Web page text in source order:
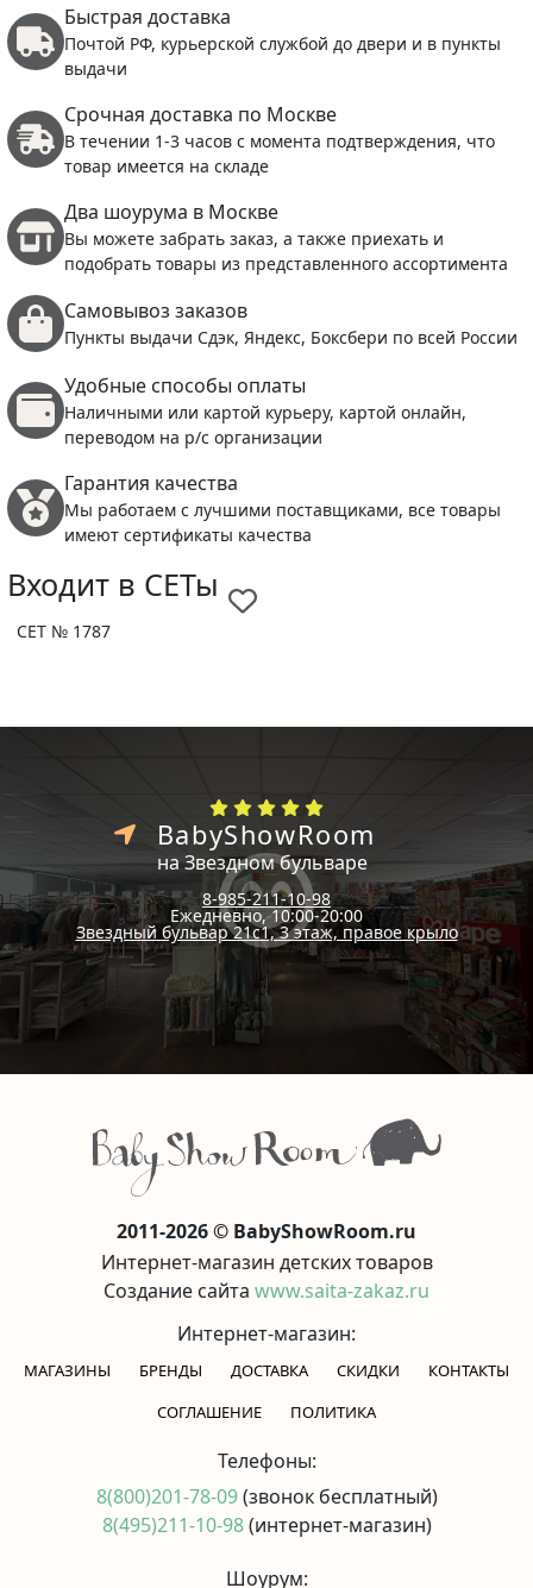
Быстрая доставка
Почтой РФ, курьерской службой до двери и в пункты
выдачи
Срочная доставка по Москве
В течении 1-3 часов с момента подтверждения, что
товар имеется на складе
Два шоурума в Москве
Вы можете забрать заказ, а также приехать и
подобрать товары из представленного ассортимента
Самовывоз заказов
Пункты выдачи Сдэк, Яндекс, Боксбери по всей России
Удобные способы оплаты
Наличными или картой курьеру, картой онлайн,
переводом на р/с организации
Гарантия качества
Мы работаем с лучшими поставщиками, все товары
имеют сертификаты качества
Входит в СЕТы
СЕТ № 1787
BabyShowRoom
на Звездном бульваре
8-985-211-10-98
Ежедневно, 10:00-20:00
Звездный бульвар 21с1, 3 этаж, правое крыло
2011-2026 © BabyShowRoom.ru
Интернет-магазин детских товаров
Создание сайта www.saita-zakaz.ru
Интернет-магазин:
МАГАЗИНЫ БРЕНДЫ ДОСТАВКА СКИДКИ
КОНТАКТЫ
CОГЛАШЕНИЕ
ПОЛИТИКА
Телефоны:
8(800)201-78-09(звонок бесплатный)
8(495)211-10-98(интернет-магазин)
Шоурум: